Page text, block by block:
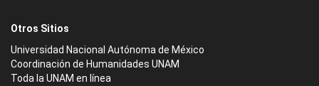
Otros Sitios
Universidad Nacional Autónoma de México
Coordinación de Humanidades UNAM
Toda la UNAM en línea